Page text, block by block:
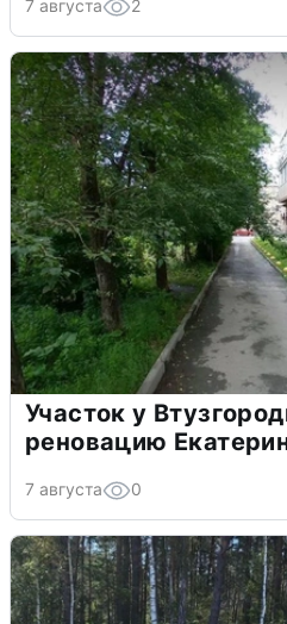
7 августа 2
Участок у
реновацию
7 августа 0